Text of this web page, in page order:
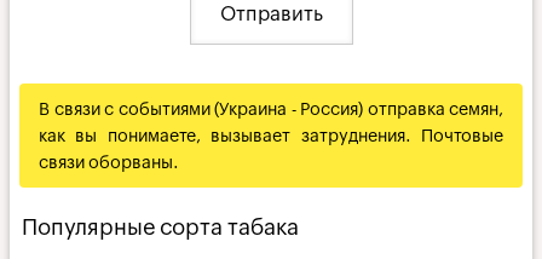
В связи с событиями (Украина - Россия) отправка семян,
как вы понимаете, вызывает затруднения. Почтовые
связи оборваны.
Популярные сорта табака